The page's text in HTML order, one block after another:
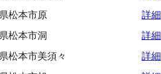
松本市原
詳細
松本市洞
詳細
松本市美須々
詳細